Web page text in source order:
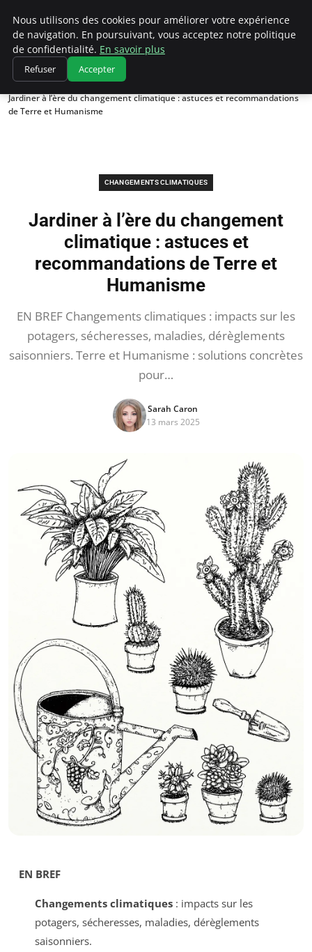
Climatedebtagents
Accueil
Changements climatiques
Jardiner à l’ère du changement climatique : astuces et recommandations
de Terre et Humanisme
CHANGEMENTS CLIMATIQUES
Jardiner à l’ère du changement
climatique : astuces et
recommandations de Terre et
Humanisme
EN BREF Changements climatiques : impacts sur les
potagers, sécheresses, maladies, dérèglements
saisonniers. Terre et Humanisme : solutions concrètes
pour…
Sarah Caron
13 mars 2025
EN BREF
Changements climatiques: impacts sur les
potagers, sécheresses, maladies, dérèglements
saisonniers.
Nous utilisons des cookies pour améliorer votre expérience
de navigation. En poursuivant, vous acceptez notre politique
de confidentialité. En savoir plus
Refuser Accepter